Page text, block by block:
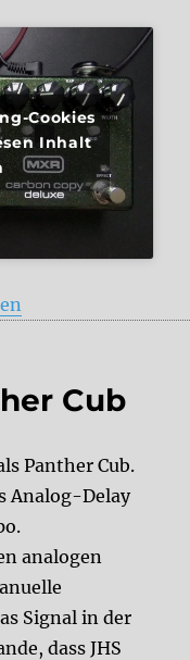
Cookies
Inhalt
Panther Cub vs.
Cub
Panther Cub.
Analog-Delay
analogen
Signal in der
dass JHS